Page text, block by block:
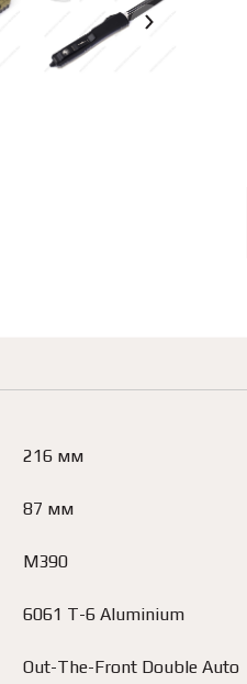
216 мм
87 мм
M390
6061 T-6 Aluminium
Out-The-Front Double Auto